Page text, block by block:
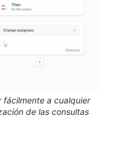
fácilmente a cualquier
de las consultas